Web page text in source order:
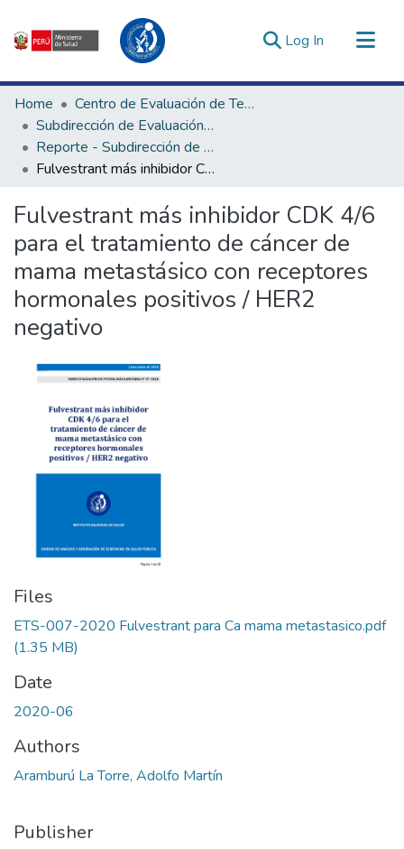
Log In (current)
Communities & Collections
All of DSpace
Statistics
Estadísticas Externas
Enlaces de interés ▾
Home
Centro de Evaluación de Tecnologías en Salud
Subdirección de Evaluación de Tecnologías Sanitarias
Reporte - Subdirección de Evaluación de Tecnologías Sanitarias
Fulvestrant más inhibidor CDK 4/6 para el tratamiento de cáncer de mama metastásico con receptores hormonales positivos / HER2 negativo
Fulvestrant más inhibidor CDK 4/6
para el tratamiento de cáncer de
mama metastásico con receptores
hormonales positivos / HER2
negativo
Files
ETS-007-2020 Fulvestrant para Ca mama metastasico.pdf
(1.35 MB)
Date
2020-06
Authors
Aramburú La Torre, Adolfo Martín
Publisher